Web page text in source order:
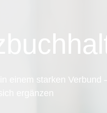
einem starken Verbund
ergänzen